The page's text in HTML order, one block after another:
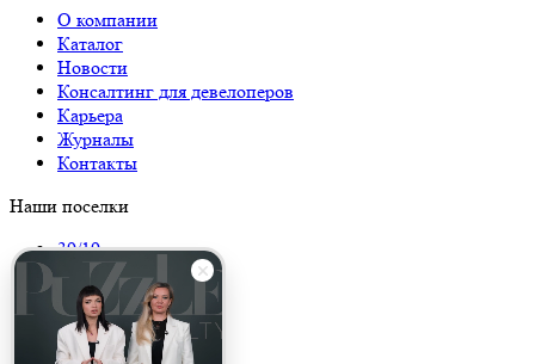
О компании
Каталог
Новости
Консалтинг для девелоперов
Карьера
Журналы
Контакты
Наши поселки
39/19
Сосны
Твоя бухта
Арт’д Эко Club
Ветви.Репино